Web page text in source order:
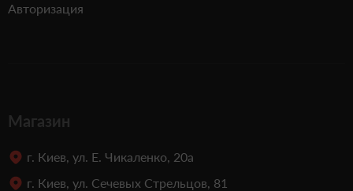
Авторизация
Магазин
г. Киев, ул. Е. Чикаленко, 20а
г. Киев, ул. Сечевых Стрельцов, 81